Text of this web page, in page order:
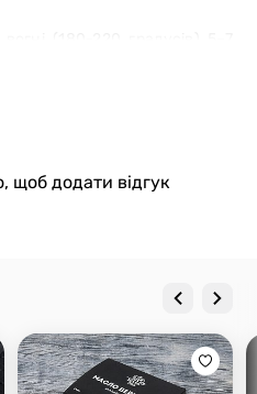
притискний гриль, вам
щоб додати відгук